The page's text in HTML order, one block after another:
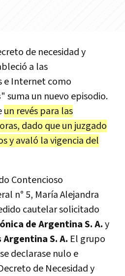
de necesidad y
a las
e Internet como
" suma un nuevo episodio.
un revés para las
dado que un juzgado
y avaló la vigencia del
Contencioso
n° 5, María Alejandra
cautelar solicitado
de Argentina S. A.y
S. A. El grupo
declarase nulo e
de Necesidad y